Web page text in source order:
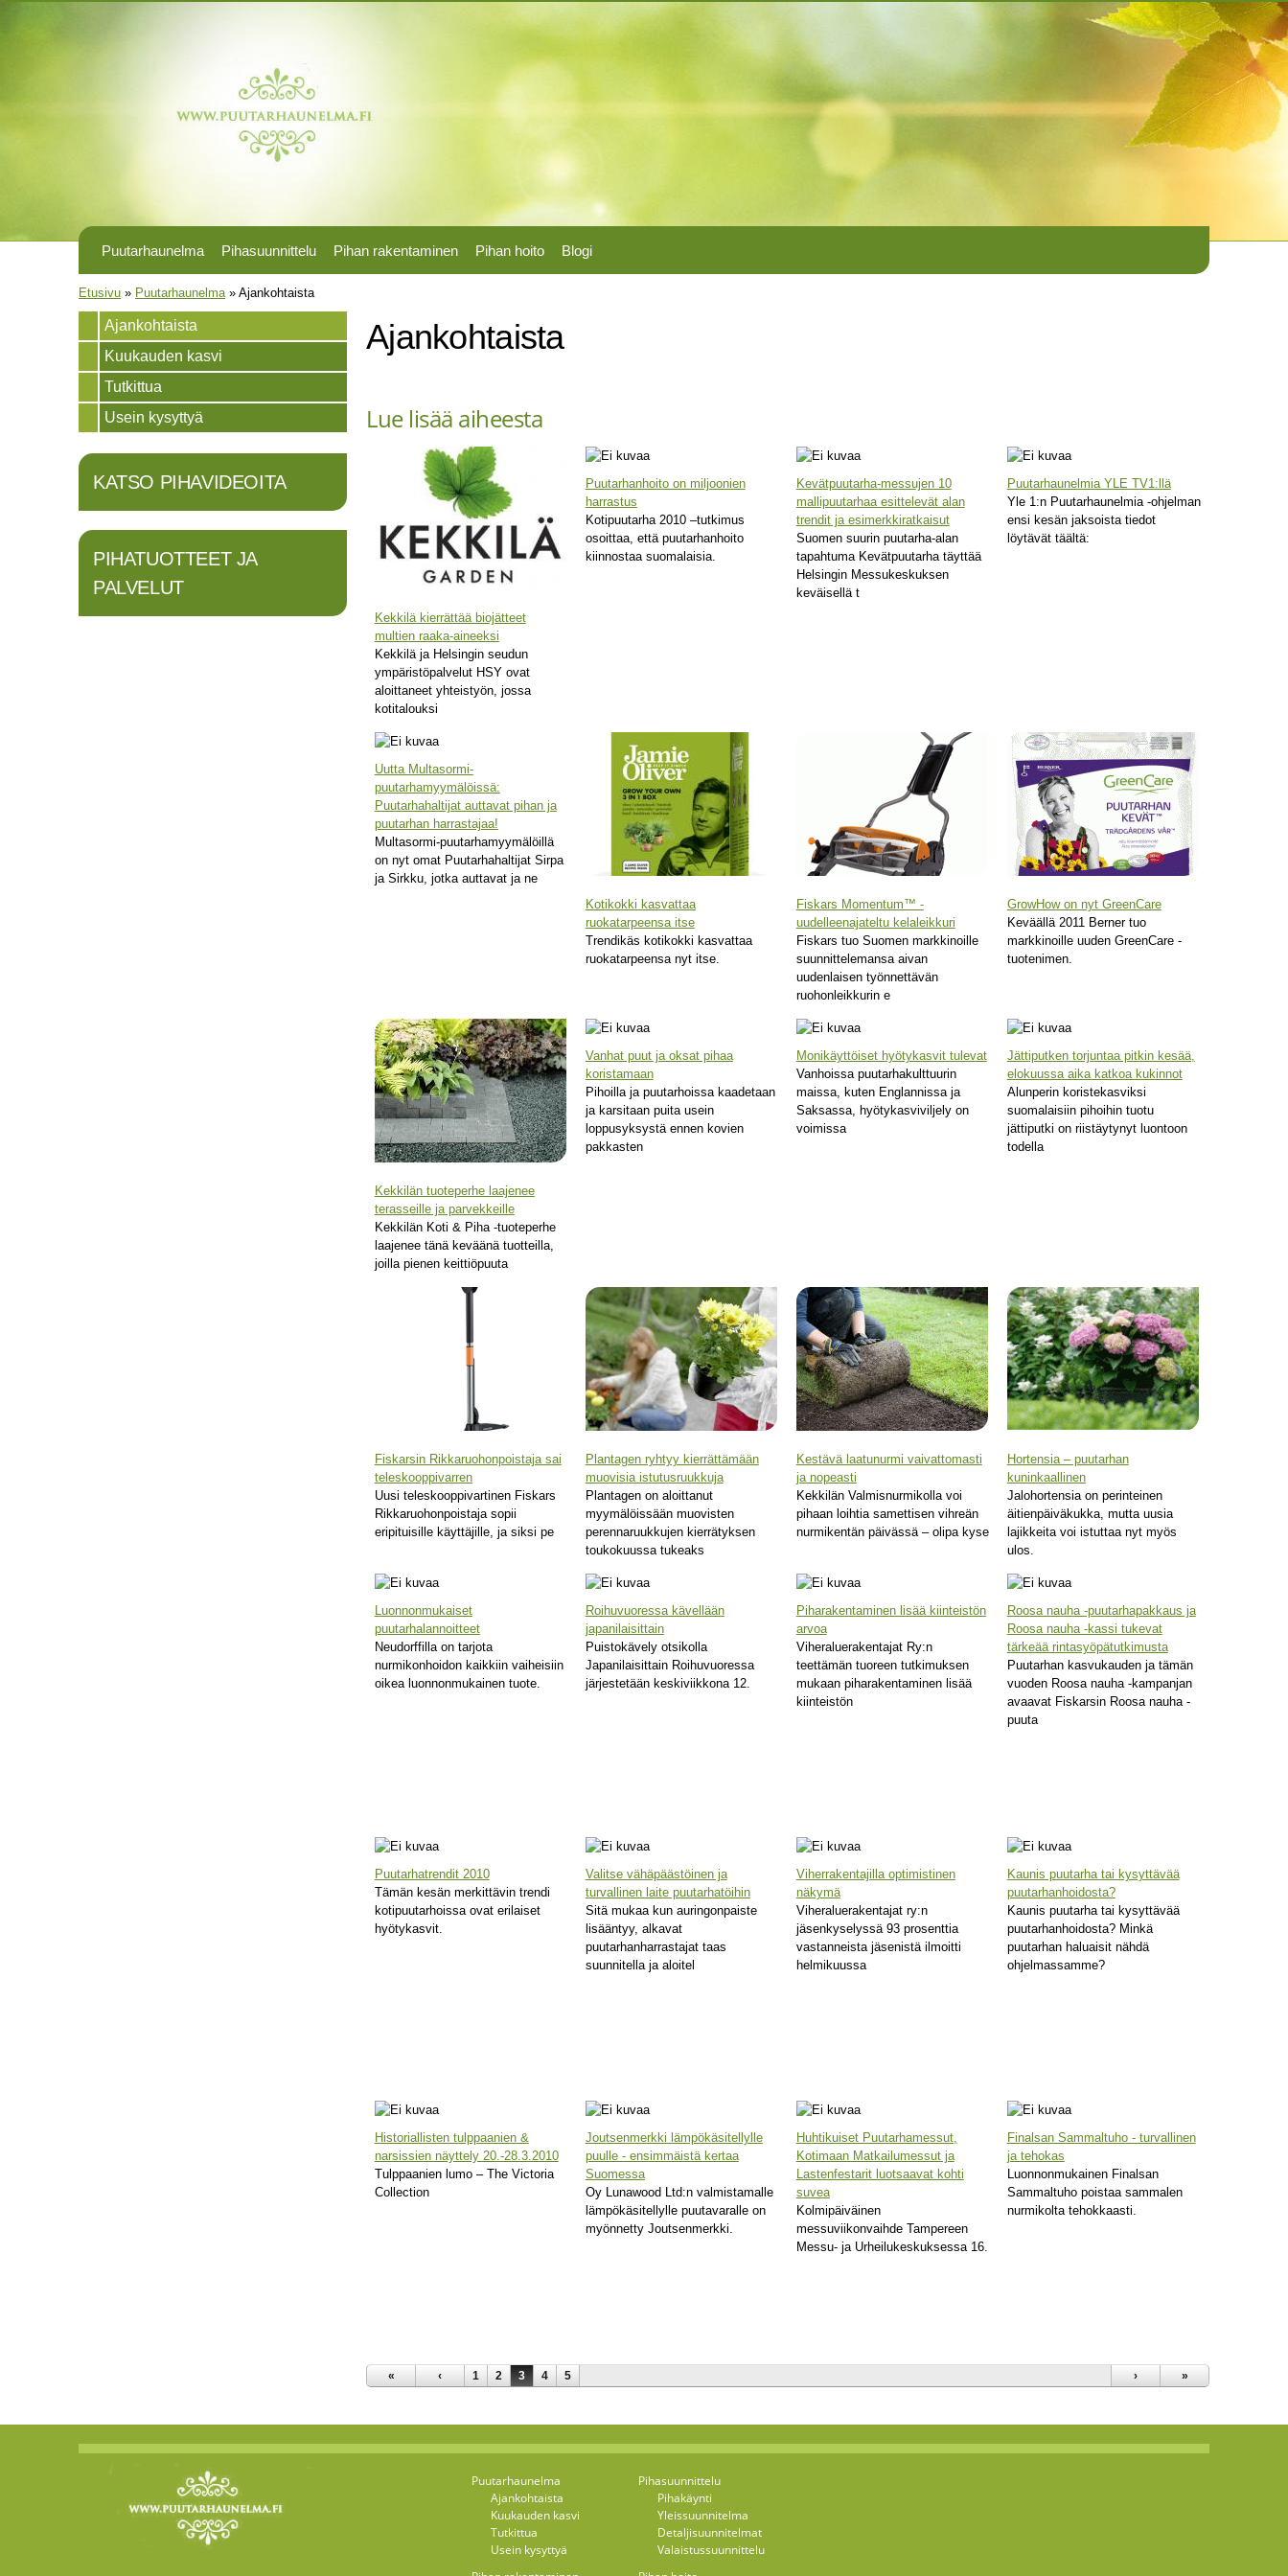
Puutarhaunelma Pihasuunnittelu Pihan rakentaminen Pihan hoito Blogi
Olet täällä
Etusivu » Puutarhaunelma » Ajankohtaista
Ajankohtaista
Kuukauden kasvi
Tutkittua
Usein kysyttyä
KATSO PIHAVIDEOITA
PIHATUOTTEET JA
PALVELUT
Ajankohtaista
Lue lisää aiheesta
Kekkilä kierrättää biojätteet
multien raaka-aineeksi
Kekkilä ja Helsingin seudun
ympäristöpalvelut HSY ovat
aloittaneet yhteistyön, jossa
kotitalouksi
Puutarhanhoito on miljoonien
harrastus
Kotipuutarha 2010 –tutkimus
osoittaa, että puutarhanhoito
kiinnostaa suomalaisia.
Kevätpuutarha-messujen 10
mallipuutarhaa esittelevät alan
trendit ja esimerkkiratkaisut
Suomen suurin puutarha-alan
tapahtuma Kevätpuutarha täyttää
Helsingin Messukeskuksen
keväisellä t
Puutarhaunelmia YLE TV1:llä
Yle 1:n Puutarhaunelmia -ohjelman
ensi kesän jaksoista tiedot
löytävät täältä:
Uutta Multasormi-
puutarhamyymälöissä:
Puutarhahaltijat auttavat pihan ja
puutarhan harrastajaa!
Multasormi-puutarhamyymälöillä
on nyt omat Puutarhahaltijat Sirpa
ja Sirkku, jotka auttavat ja ne
Kotikokki kasvattaa
ruokatarpeensa itse
Trendikäs kotikokki kasvattaa
ruokatarpeensa nyt itse.
Fiskars Momentum™ -
uudelleenajateltu kelaleikkuri
Fiskars tuo Suomen markkinoille
suunnittelemansa aivan
uudenlaisen työnnettävän
ruohonleikkurin e
GrowHow on nyt GreenCare
Keväällä 2011 Berner tuo
markkinoille uuden GreenCare -
tuotenimen.
Kekkilän tuoteperhe laajenee
terasseille ja parvekkeille
Kekkilän Koti & Piha -tuoteperhe
laajenee tänä keväänä tuotteilla,
joilla pienen keittiöpuuta
Vanhat puut ja oksat pihaa
koristamaan
Pihoilla ja puutarhoissa kaadetaan
ja karsitaan puita usein
loppusyksystä ennen kovien
pakkasten
Monikäyttöiset hyötykasvit tulevat
Vanhoissa puutarhakulttuurin
maissa, kuten Englannissa ja
Saksassa, hyötykasviviljely on
voimissa
Jättiputken torjuntaa pitkin kesää,
elokuussa aika katkoa kukinnot
Alunperin koristekasviksi
suomalaisiin pihoihin tuotu
jättiputki on riistäytynyt luontoon
todella
Fiskarsin Rikkaruohonpoistaja sai
teleskooppivarren
Uusi teleskooppivartinen Fiskars
Rikkaruohonpoistaja sopii
eripituisille käyttäjille, ja siksi pe
Plantagen ryhtyy kierrättämään
muovisia istutusruukkuja
Plantagen on aloittanut
myymälöissään muovisten
perennaruukkujen kierrätyksen
toukokuussa tukeaks
Kestävä laatunurmi vaivattomasti
ja nopeasti
Kekkilän Valmisnurmikolla voi
pihaan loihtia samettisen vihreän
nurmikentän päivässä – olipa kyse
Hortensia – puutarhan
kuninkaallinen
Jalohortensia on perinteinen
äitienpäiväkukka, mutta uusia
lajikkeita voi istuttaa nyt myös
ulos.
Luonnonmukaiset
puutarhalannoitteet
Neudorffilla on tarjota
nurmikonhoidon kaikkiin vaiheisiin
oikea luonnonmukainen tuote.
Roihuvuoressa kävellään
japanilaisittain
Puistokävely otsikolla
Japanilaisittain Roihuvuoressa
järjestetään keskiviikkona 12.
Piharakentaminen lisää kiinteistön
arvoa
Viheraluerakentajat Ry:n
teettämän tuoreen tutkimuksen
mukaan piharakentaminen lisää
kiinteistön
Roosa nauha -puutarhapakkaus ja
Roosa nauha -kassi tukevat
tärkeää rintasyöpätutkimusta
Puutarhan kasvukauden ja tämän
vuoden Roosa nauha -kampanjan
avaavat Fiskarsin Roosa nauha -
puuta
Puutarhatrendit 2010
Tämän kesän merkittävin trendi
kotipuutarhoissa ovat erilaiset
hyötykasvit.
Valitse vähäpäästöinen ja
turvallinen laite puutarhatöihin
Sitä mukaa kun auringonpaiste
lisääntyy, alkavat
puutarhanharrastajat taas
suunnitella ja aloitel
Viherrakentajilla optimistinen
näkymä
Viheraluerakentajat ry:n
jäsenkyselyssä 93 prosenttia
vastanneista jäsenistä ilmoitti
helmikuussa
Kaunis puutarha tai kysyttävää
puutarhanhoidosta?
Kaunis puutarha tai kysyttävää
puutarhanhoidosta? Minkä
puutarhan haluaisit nähdä
ohjelmassamme?
Historiallisten tulppaanien &
narsissien näyttely 20.-28.3.2010
Tulppaanien lumo – The Victoria
Collection
Joutsenmerkki lämpökäsitellylle
puulle - ensimmäistä kertaa
Suomessa
Oy Lunawood Ltd:n valmistamalle
lämpökäsitellylle puutavaralle on
myönnetty Joutsenmerkki.
Huhtikuiset Puutarhamessut,
Kotimaan Matkailumessut ja
Lastenfestarit luotsaavat kohti
suvea
Kolmipäiväinen
messuviikonvaihde Tampereen
Messu- ja Urheilukeskuksessa 16.
Finalsan Sammaltuho - turvallinen
ja tehokas
Luonnonmukainen Finalsan
Sammaltuho poistaa sammalen
nurmikolta tehokkaasti.
Sivut
« ‹ 1 2 3 4 5 › »
Puutarhaunelma
Ajankohtaista
Kuukauden kasvi
Tutkittua
Usein kysyttyä
Pihasuunnittelu
Pihakäynti
Yleissuunnitelma
Detaljisuunnitelmat
Valaistussuunnittelu